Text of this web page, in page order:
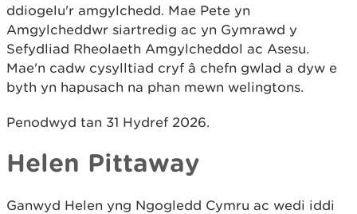
ddiogelu'r amgylchedd. Mae Pete yn
Amgylcheddwr siartredig ac yn Gymrawd y
Sefydliad Rheolaeth Amgylcheddol ac Asesu.
Mae'n cadw cysylltiad cryf â chefn gwlad a dyw e
byth yn hapusach na phan mewn welingtons.
Penodwyd tan 31 Hydref 2026.
Helen Pittaway
Ganwyd Helen yng Ngogledd Cymru ac wedi iddi